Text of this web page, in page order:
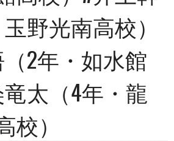
野光南高校）
2年・如水館
太（4年・龍
）